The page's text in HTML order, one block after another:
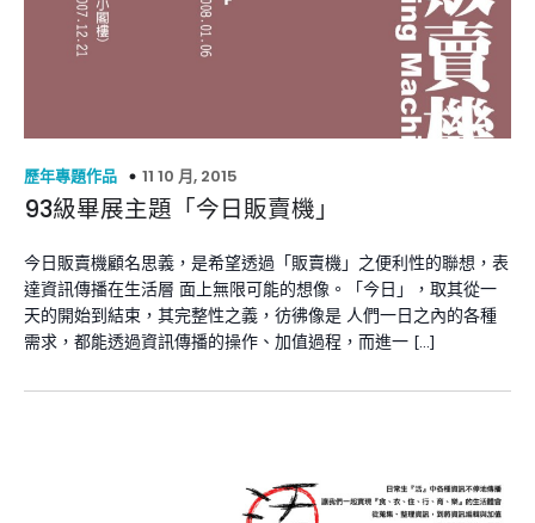
歷年專題作品 11 10 月, 2015
93級畢展主題「今日販賣機」
今日販賣機顧名思義，是希望透過「販賣機」之便利性的聯想，表
達資訊傳播在生活層 面上無限可能的想像。「今日」，取其從一
天的開始到結束，其完整性之義，彷彿像是 人們一日之內的各種
需求，都能透過資訊傳播的操作、加值過程，而進一 […]